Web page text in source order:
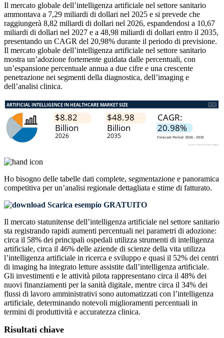
Il mercato globale dell’intelligenza artificiale nel settore sanitario
ammontava a 7,29 miliardi di dollari nel 2025 e si prevede che
raggiungerà 8,82 miliardi di dollari nel 2026, espandendosi a 10,67
miliardi di dollari nel 2027 e a 48,98 miliardi di dollari entro il 2035,
presentando un CAGR del 20,98% durante il periodo di previsione.
Il mercato globale dell’intelligenza artificiale nel settore sanitario
mostra un’adozione fortemente guidata dalle percentuali, con
un’espansione percentuale annua a due cifre e una crescente
penetrazione nei segmenti della diagnostica, dell’imaging e
dell’analisi clinica.
Ho bisogno delle tabelle dati complete, segmentazione e panoramica
competitiva per un’analisi regionale dettagliata e stime di fatturato.
Scarica esempio GRATUITO
Il mercato statunitense dell’intelligenza artificiale nel settore sanitario
sta registrando rapidi aumenti percentuali nei parametri di adozione:
circa il 58% dei principali ospedali utilizza strumenti di intelligenza
artificiale, circa il 46% delle aziende di scienze della vita utilizza
l’intelligenza artificiale in ricerca e sviluppo e quasi il 52% dei centri
di imaging ha integrato letture assistite dall’intelligenza artificiale.
Gli investimenti e le attività pilota rappresentano circa il 48% dei
nuovi finanziamenti per la sanità digitale, mentre circa il 34% dei
flussi di lavoro amministrativi sono automatizzati con l’intelligenza
artificiale, determinando notevoli miglioramenti percentuali in
termini di produttività e accuratezza clinica.
Risultati chiave